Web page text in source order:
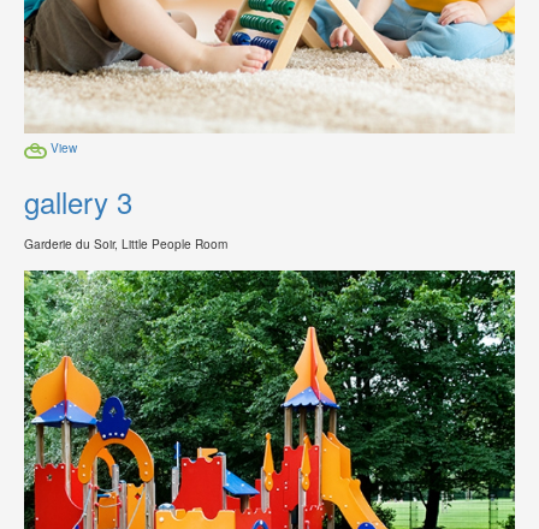
View
gallery 3
Garderie du Soir, Little People Room